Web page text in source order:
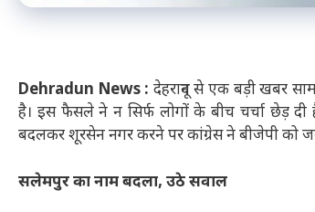
Dehradun News : देहरादून से एक बड़ी खबर
है। इस फैसले ने न सिर्फ लोगों के बीच चर्चा छेड़
बदलकर शूरसेन नगर करने पर कांग्रेस ने बीजेपी को
सलेमपुर का नाम बदला, उठे सवाल